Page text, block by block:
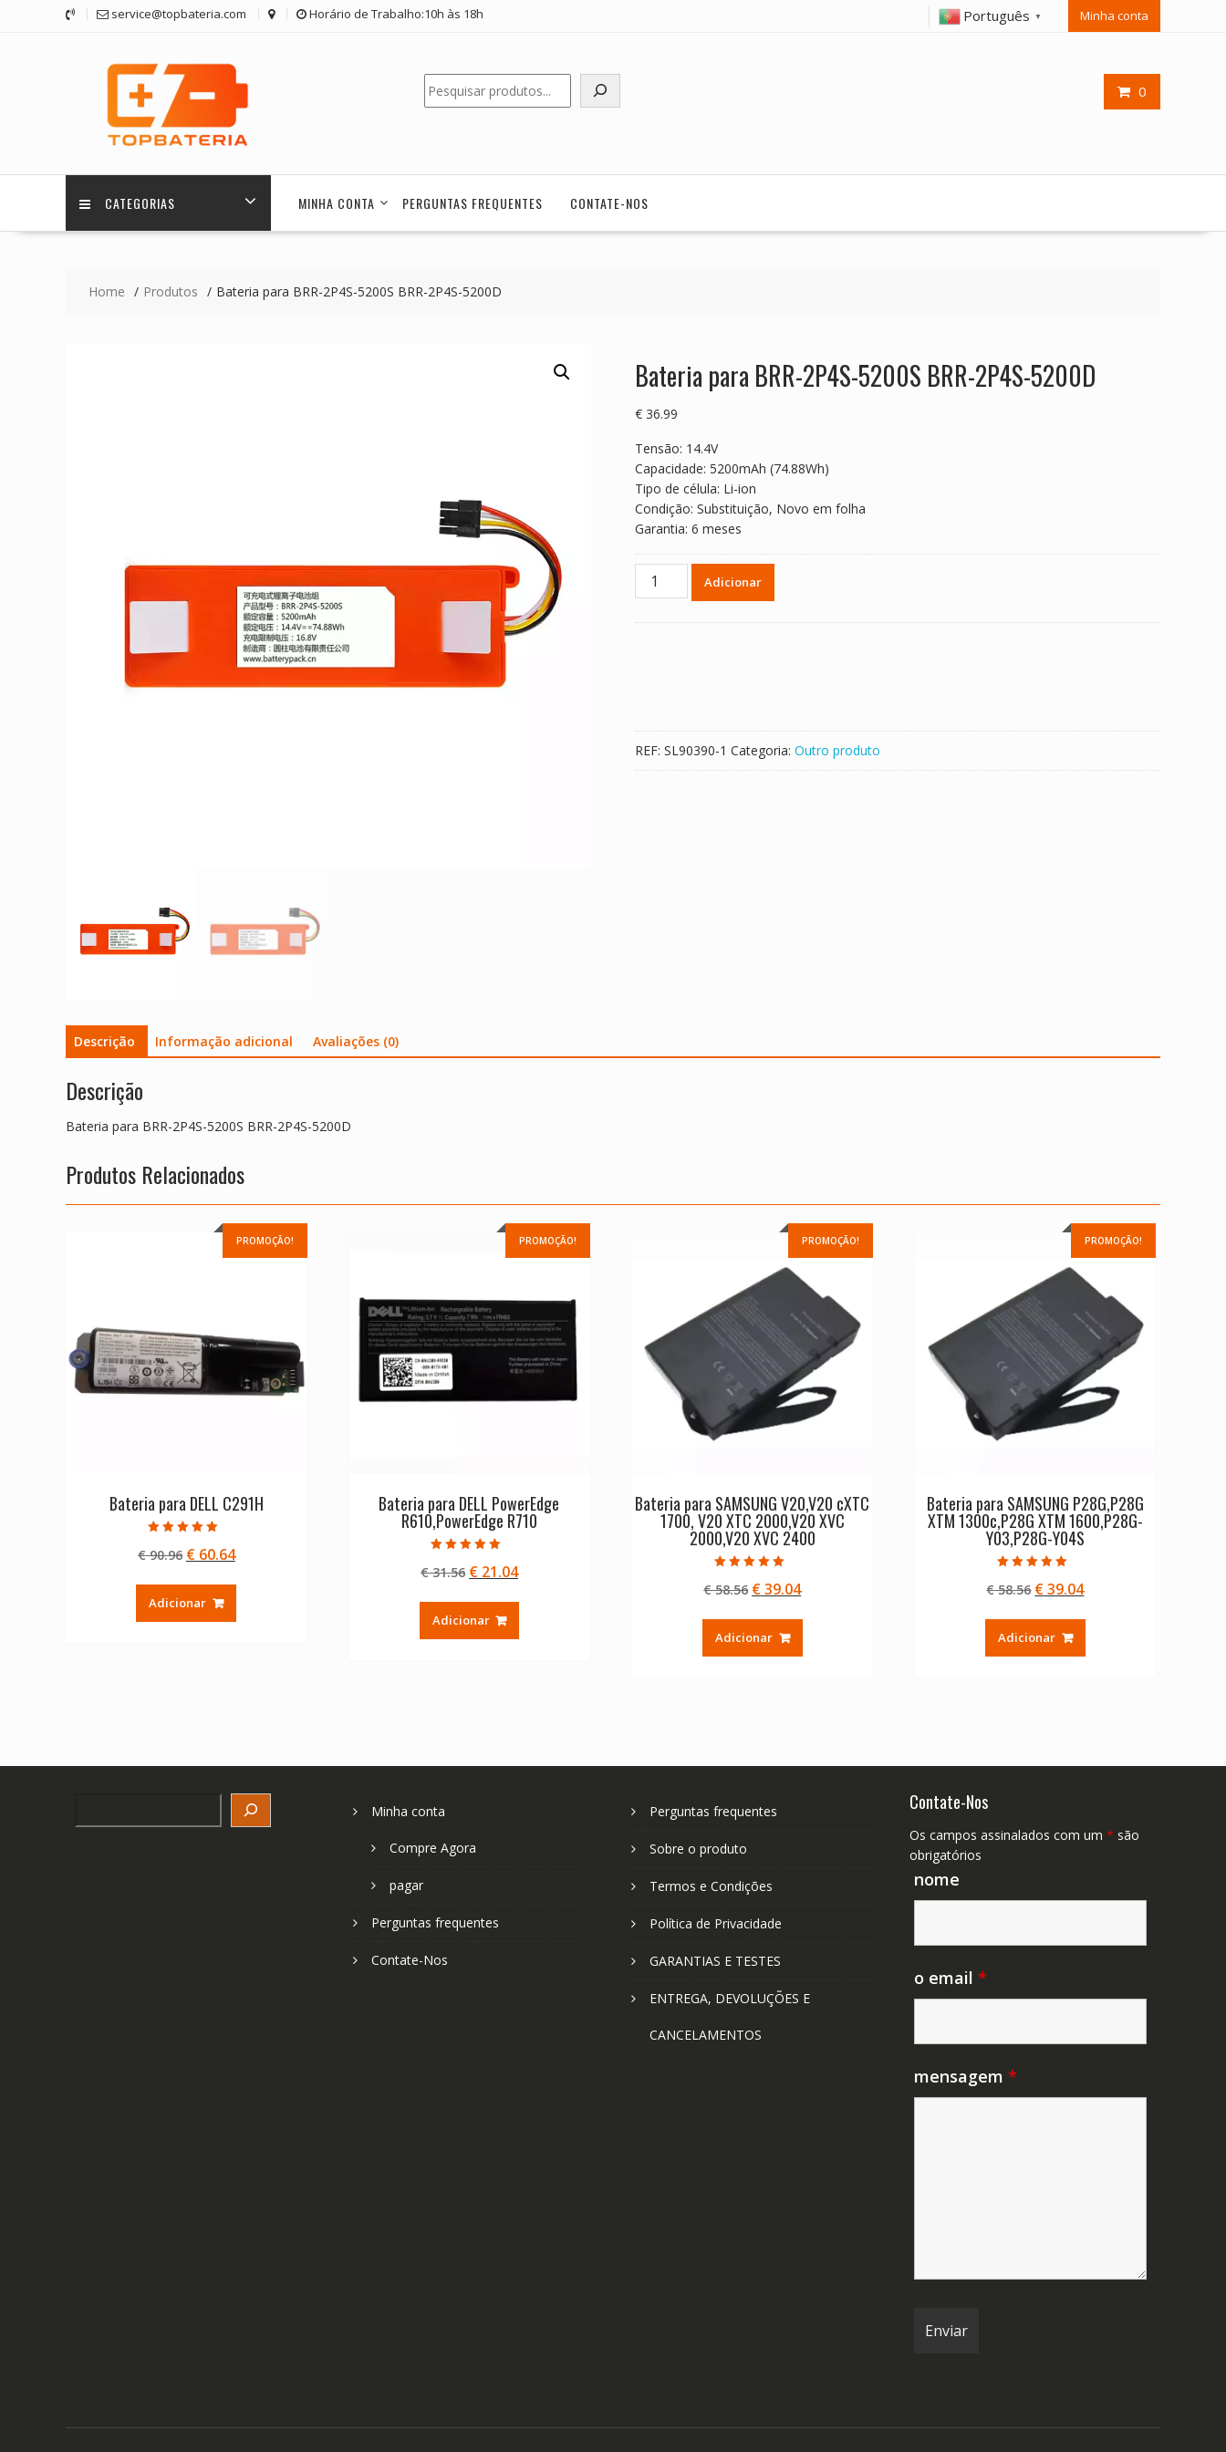
service@topbateria.com Horário de Trabalho:10h às 18h Português ▼ Minha conta
0
Pesquisar
CATEGORIAS MINHA CONTA PERGUNTAS FREQUENTES CONTATE-NOS
Home Produtos Bateria para BRR-2P4S-5200S BRR-2P4S-5200D
Bateria para BRR-2P4S-5200S BRR-2P4S-5200D
€ 36.99
Tensão: 14.4V
Capacidade: 5200mAh (74.88Wh)
Tipo de célula: Li-ion
Condição: Substituição, Novo em folha
Garantia: 6 meses
Quantidade
2P4S-
5200D
Adicionar
REF: SL90390-1 Categoria: Outro produto
Descrição Informação adicional Avaliações (0)
Descrição
Bateria para BRR-2P4S-5200S BRR-2P4S-5200D
Produtos Relacionados
PROMOÇÃO!
Bateria para DELL C291H
5.00
de 5
€90.96 O
original
era:
€60.64O
Adicionar
PROMOÇÃO!
Bateria para DELL PowerEdge
R610,PowerEdge R710
5.00
de 5
€31.56 O
original
era:
€21.04O
Adicionar
PROMOÇÃO!
Bateria para SAMSUNG V20,V20 cXTC
1700, V20 XTC 2000,V20 XVC
2000,V20 XVC 2400
5.00
de 5
€58.56 O
original
era:
€39.04O
Adicionar
PROMOÇÃO!
Bateria para SAMSUNG P28G,P28G
XTM 1300c,P28G XTM 1600,P28G-
Y03,P28G-Y04S
5.00
de 5
€58.56 O
original
era:
€39.04O
Adicionar
Minha conta
Compre Agora
pagar
Perguntas frequentes
Contate-Nos
Perguntas frequentes
Sobre o produto
Termos e Condições
Política de Privacidade
GARANTIAS E TESTES
ENTREGA, DEVOLUÇÕES E
CANCELAMENTOS
Contate-Nos
Os campos assinalados com um * são
obrigatórios
nome
o email *
mensagem *